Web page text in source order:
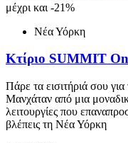
μέχρι και -21%
Νέα Υόρκη
Κτίριο SUMMIT
Πάρε τα εισιτήριά σου
Μανχάταν από μια
λειτουργίες που
βλέπεις τη Νέα Υόρκη